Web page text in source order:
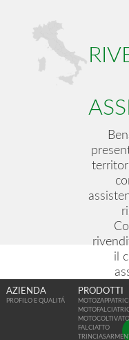
il
AZIENDA
PROFILO E QUALITÁ
PRODOTTI
MOTOZAPPATRICI
FALCIATTO